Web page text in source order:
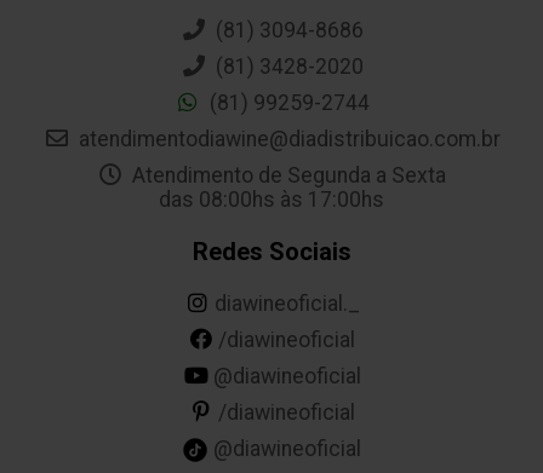
(81) 3094-8686
(81) 3428-2020
(81) 99259-2744
atendimentodiawine@diadistribuicao.com.br
Atendimento de Segunda a Sexta
das 08:00hs às 17:00hs
Redes Sociais
diawineoficial._
/diawineoficial
@diawineoficial
/diawineoficial
@diawineoficial